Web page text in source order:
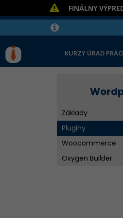
FINÁLNY
KURZY ÚRAD
Základy
Pluginy
Woocommerce
Oxygen Builder